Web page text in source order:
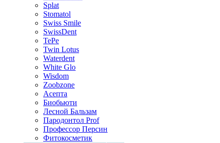
Splat
Stomatol
Swiss Smile
SwissDent
TePe
Twin Lotus
Waterdent
White Glo
Wisdom
Zoobzone
Асепта
Биобьюти
Лесной Бальзам
Пародонтол Prof
Профессор Персин
Фитокосметик